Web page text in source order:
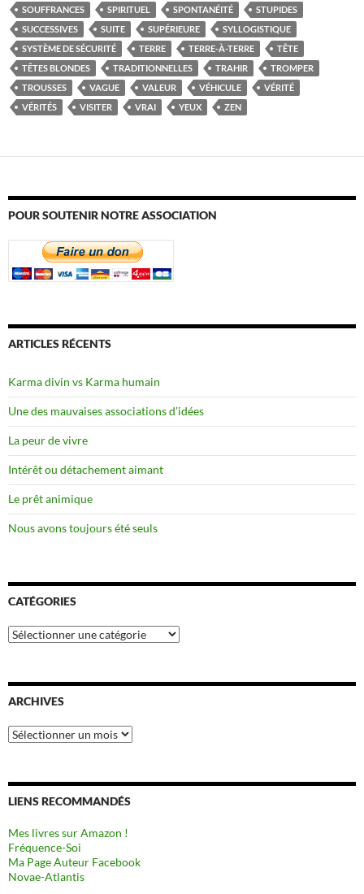
SOUFFRANCES
SPIRITUEL SPONTANÉITÉ
STUPIDES
SUCCESSIVES
SUITE SUPÉRIEURE
SYLLOGISTIQUE
SYSTÈME DE SÉCURITÉ
TERRE TERRE-À-TERRE
TÊTE
TÊTES BLONDES
TRADITIONNELLES TRAHIR
TROMPER
TROUSSES
VAGUE VALEUR VÉHICULE
VÉRITÉ
VÉRITÉS
VISITER VRAI YEUX ZEN
POUR SOUTENIR NOTRE ASSOCIATION
ARTICLES RÉCENTS
Karma divin vs Karma humain
Une des mauvaises associations d’idées
La peur de vivre
Intérêt ou détachement aimant
Le prêt animique
Nous avons toujours été seuls
CATÉGORIES
Catégories
ARCHIVES
Archives
LIENS RECOMMANDÉS
Mes livres sur Amazon !
Fréquence-Soi
Ma Page Auteur Facebook
Novae-Atlantis